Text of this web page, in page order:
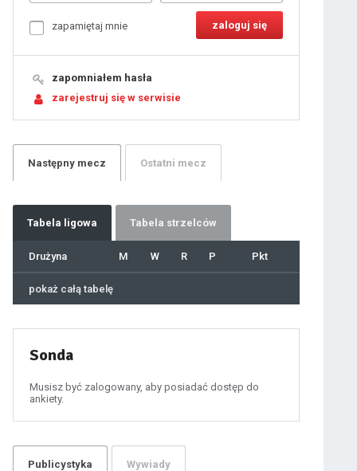
zapamiętaj mnie
zapomniałem hasła
zarejestruj się w serwisie
Następny mecz Ostatni mecz
Tabela ligowa Tabela strzelców
Drużyna M W R P Pkt
pokaż całą tabelę
Sonda
Musisz być zalogowany, aby posiadać dostęp do
ankiety.
Publicystyka Wywiady